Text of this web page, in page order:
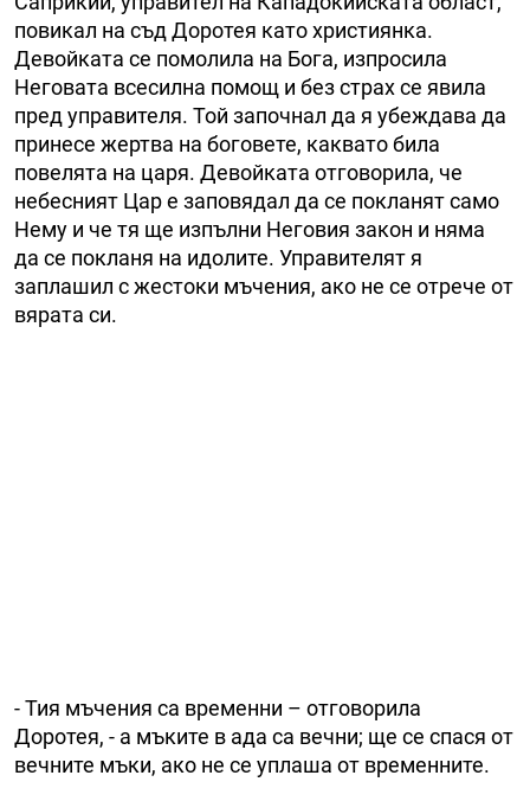
повикал на съд Доротея като християнка.
Девойката се помолила на Бога, изпросила
Неговата всесилна помощ и без страх се явила
пред управителя. Той започнал да я убеждава да
принесе жертва на боговете, каквато била
повелята на царя. Девойката отговорила, че
небесният Цар е заповядал да се покланят само
Нему и че тя ще изпълни Неговия закон и няма
да се покланя на идолите. Управителят я
заплашил с жестоки мъчения, ако не се отрече от
вярата си.
- Тия мъчения са временни – отговорила
Доротея, - а мъките в ада са вечни; ще се спася от
вечните мъки, ако не се уплаша от временните.